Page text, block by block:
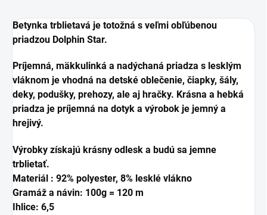
Betynka trblietavá je totožná s veľmi obľúbenou
priadzou Dolphin Star.
Príjemná, mäkkulinká a nadýchaná priadza s lesklým
vláknom je vhodná na detské oblečenie, čiapky, šály,
deky, podušky, prehozy, ale aj hračky. Krásna a hebká
priadza je príjemná na dotyk a výrobok je jemný a
hrejivý.
Výrobky získajú krásny odlesk a budú sa jemne
trblietať.
Materiál : 92% polyester, 8% lesklé vlákno
Gramáž a návin: 100g = 120 m
Ihlice: 6,5